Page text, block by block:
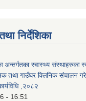
निर्देशिका
अन्तर्गतका स्वास्थ्य संस्थाहरुका
तथा गाउँघर क्लिनिक संचालन
,२०८२
- 16:51